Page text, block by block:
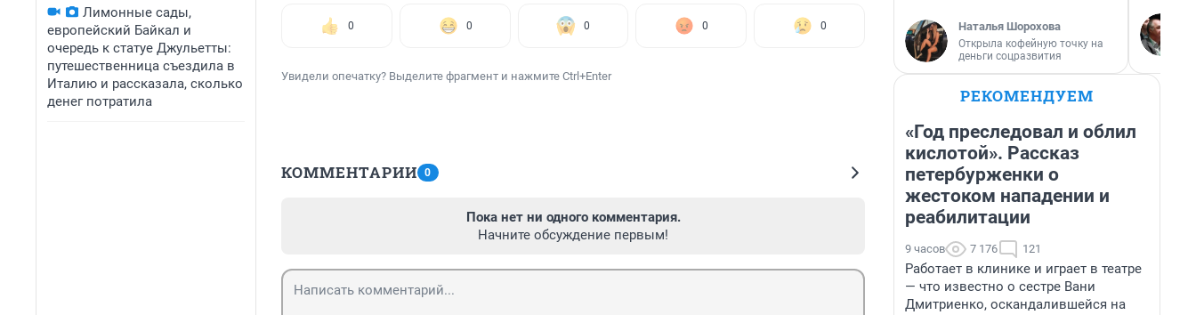
Лимонные сады,
европейский Байкал и
очередь к статуе Джульетты:
путешественница съездила в
Италию и рассказала, сколько
денег потратила
0 0 0 0 0
Увидели опечатку? Выделите фрагмент и нажмите Ctrl+Enter
КОММЕНТАРИИ 0
Пока нет ни одного комментария.
Начните обсуждение первым!
Наталья Шорохова
Открыла кофейную точку на
деньги соцразвития
РЕКОМЕНДУЕМ
«Год преследовал и облил
кислотой». Рассказ
петербурженки о
жестоком нападении и
реабилитации
9 часов 7 176 121
Работает в клинике и играет в театре
— что известно о сестре Вани
Дмитриенко, оскандалившейся на